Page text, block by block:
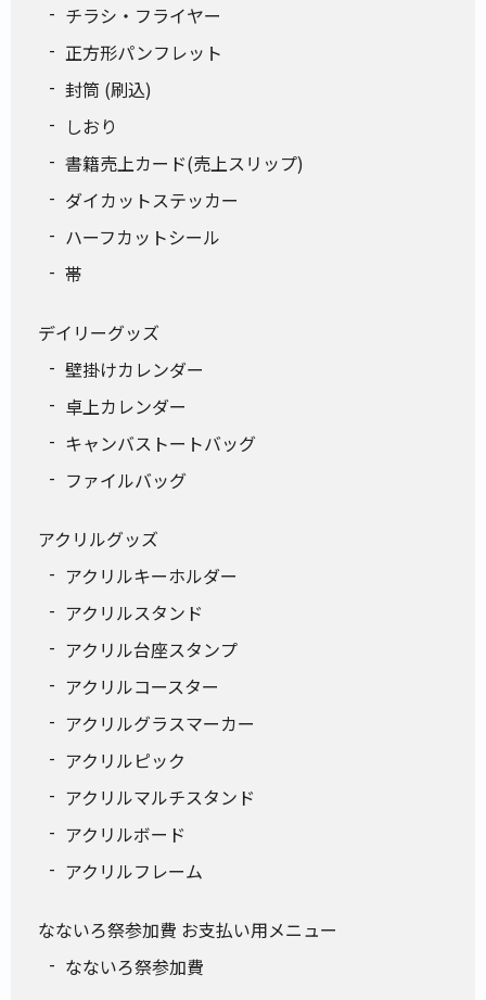
チラシ・フライヤー
正方形パンフレット
封筒 (刷込)
しおり
書籍売上カード(売上スリップ)
ダイカットステッカー
ハーフカットシール
帯
デイリーグッズ
壁掛けカレンダー
卓上カレンダー
キャンバストートバッグ
ファイルバッグ
アクリルグッズ
アクリルキーホルダー
アクリルスタンド
アクリル台座スタンプ
アクリルコースター
アクリルグラスマーカー
アクリルピック
アクリルマルチスタンド
アクリルボード
アクリルフレーム
なないろ祭参加費 お支払い用メニュー
なないろ祭参加費